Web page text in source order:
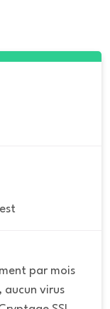
par mois
aucun virus